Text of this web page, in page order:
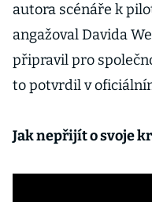
autora scénáře k
angažoval Davida
připravil pro
to potvrdil v
Jak nepřijít o svoje